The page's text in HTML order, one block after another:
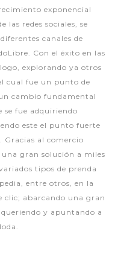
exponencial
las redes sociales, se
canales de
Con el éxito en las
explorando ya otros
cual fue un punto de
cambio fundamental
se fue adquiriendo
este el punto fuerte
Gracias al comercio
gran solución a miles
tipos de prenda
entre otros, en la
clic; abarcando una gran
y apuntando a